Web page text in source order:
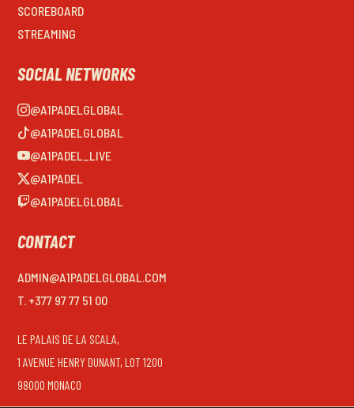
SCOREBOARD
STREAMING
SOCIAL NETWORKS
@A1PADELGLOBAL
@A1PADELGLOBAL
@A1PADEL_LIVE
@A1PADEL
@A1PADELGLOBAL
CONTACT
ADMIN@A1PADELGLOBAL.COM
T. +377 97 77 51 00
LE PALAIS DE LA SCALA,
1 AVENUE HENRY DUNANT, LOT 1200
98000 MONACO